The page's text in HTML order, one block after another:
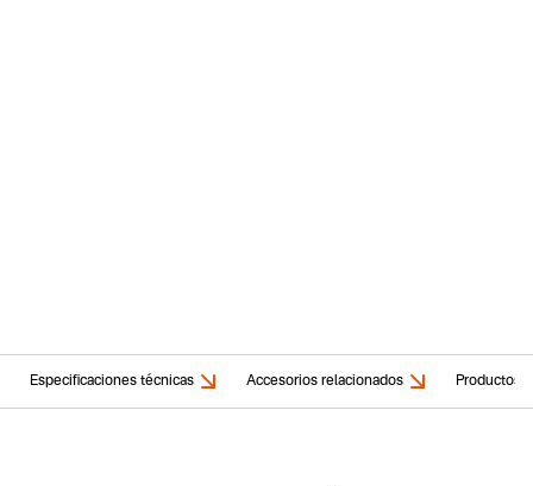
Especificaciones técnicas Accesorios relacionados Productos